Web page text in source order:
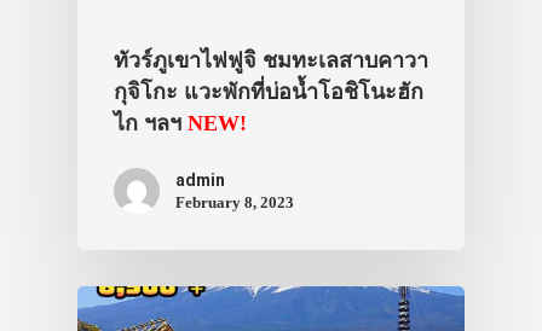
ทัวร์ภูเขาไฟฟูจิ ชมทะเลสาบคาวา
กุจิโกะ แวะพักที่บ่อน้ำโอชิโนะฮัก
ไก ฯลฯ NEW!
admin
February 8, 2023